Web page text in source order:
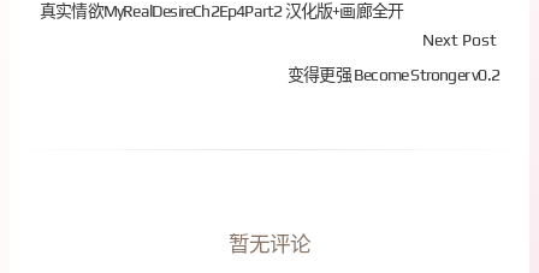
真实情欲MyRealDesireCh2Ep4Part2 汉化版+画廊全开
Next Post
变得更强 Become Stronger v0.2
暂无评论